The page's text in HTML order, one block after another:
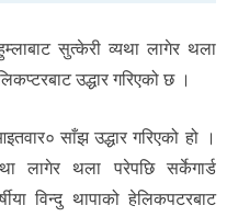
सुत्केरी व्यथा लागेर थला
उद्धार गरिएको छ ।
साँझ उद्धार गरिएको हो ।
लागेर थला परेपछि सर्केगार्ड
विन्दु थापाको हेलिकपटरबाट